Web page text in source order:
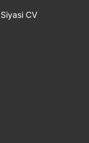
Siyasi CV